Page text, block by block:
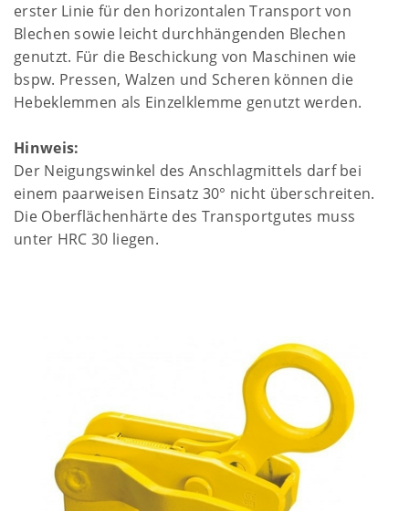
erster Linie für den horizontalen Transport von
Blechen sowie leicht durchhängenden Blechen
genutzt. Für die Beschickung von Maschinen wie
bspw. Pressen, Walzen und Scheren können die
Hebeklemmen als Einzelklemme genutzt werden.
Hinweis:
Der Neigungswinkel des Anschlagmittels darf bei
einem paarweisen Einsatz 30° nicht überschreiten.
Die Oberflächenhärte des Transportgutes muss
unter HRC 30 liegen.